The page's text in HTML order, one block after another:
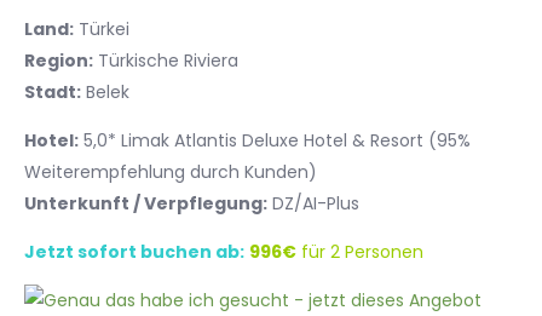
Land: Türkei
Region: Türkische Riviera
Stadt: Belek
Hotel: 5,0* Limak Atlantis Deluxe Hotel & Resort (95%
Weiterempfehlung durch Kunden)
Unterkunft / Verpflegung: DZ/AI-Plus
Jetzt sofort buchen ab: 996€ für 2 Personen